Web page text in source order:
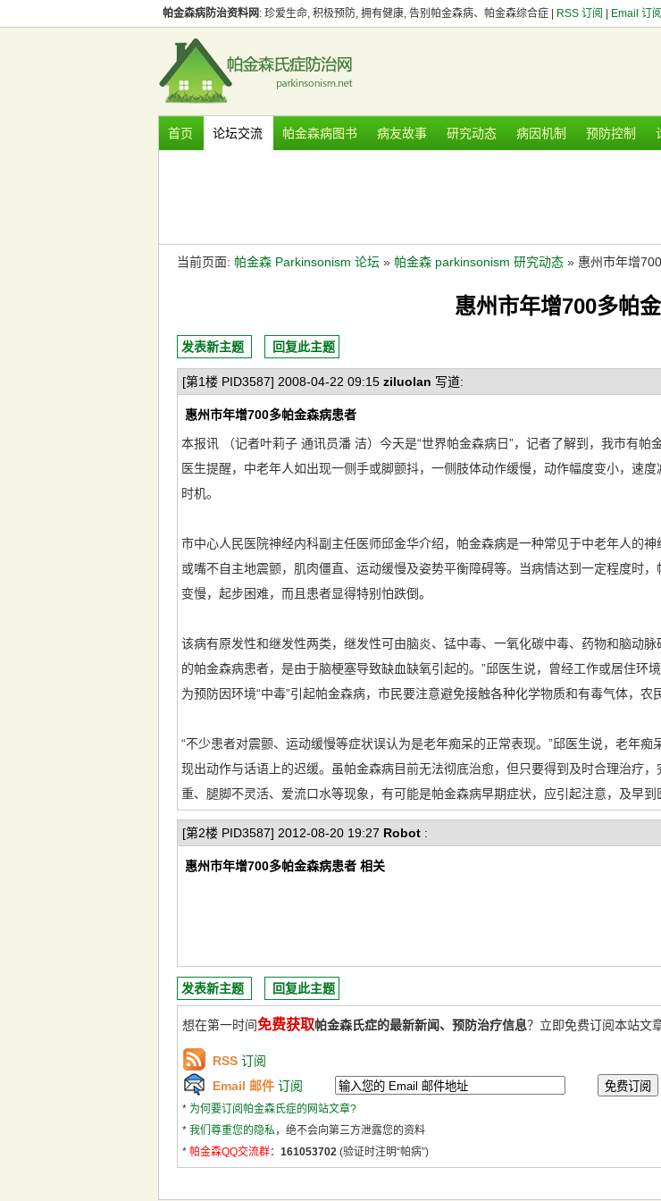
帕金森病防治资料网 : 珍爱生命, 积极预防, 拥有健康, 告别帕金森病、帕金森综合症 | RSS 订阅 Email 订阅
首页 论坛交流 帕金森病图书 病友故事 研究动态 病因机制 预防控制
当前页面: 帕金森 Parkinsonism 论坛 » 帕金森 parkinsonism 研究动态 » 惠州市年增
惠州市年增700多帕
发表新主题 回复此主题
[第1楼 PID3587] 2008-04-22 09:15 ziluolan 写道:
惠州市年增700多帕金森病患者
本报讯 （记者叶莉子 通讯员潘 洁）今天是“世界帕金森病日”，记者了解到，我市有帕
医生提醒，中老年人如出现一侧手或脚颤抖，一侧肢体动作缓慢，动作幅度变小，速
时机。
市中心人民医院神经内科副主任医师邱金华介绍，帕金森病是一种常见于中老年人的
或嘴不自主地震颤，肌肉僵直、运动缓慢及姿势平衡障碍等。当病情达到一定程度时
变慢，起步困难，而且患者显得特别怕跌倒。
该病有原发性和继发性两类，继发性可由脑炎、锰中毒、一氧化碳中毒、药物和脑动
的帕金森病患者，是由于脑梗塞导致缺血缺氧引起的。”邱医生说，曾经工作或居住环
为预防因环境“中毒”引起帕金森病，市民要注意避免接触各种化学物质和有毒气体，农
“不少患者对震颤、运动缓慢等症状误认为是老年痴呆的正常表现。”邱医生说，老年
现出动作与话语上的迟缓。虽帕金森病目前无法彻底治愈，但只要得到及时合理治疗
重、腿脚不灵活、爱流口水等现象，有可能是帕金森病早期症状，应引起注意，及早到
[第2楼 PID3587] 2012-08-20 19:27 Robot :
惠州市年增700多帕金森病患者 相关
发表新主题 回复此主题
想在第一时间免费获取帕金森氏症的最新新闻、预防治疗信息？立即免费订阅本站文章
RSS 订阅
Email 邮件 订阅
* 为何要订阅帕金森氏症的网站文章?
* 我们尊重您的隐私，绝不会向第三方泄露您的资料
* 帕金森QQ交流群： 161053702 (验证时注明“帕病”)